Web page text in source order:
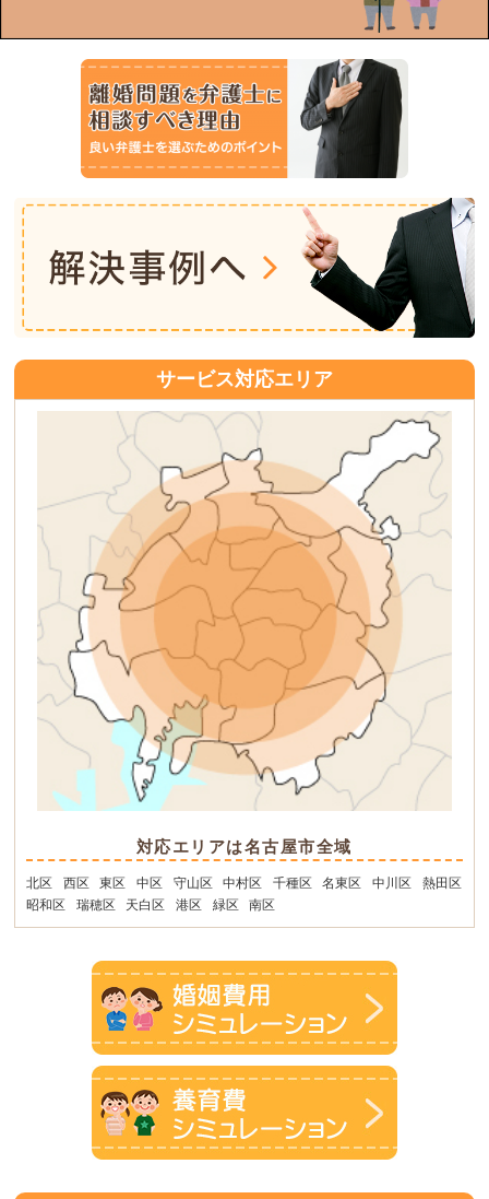
サービス対応エリア
対応エリアは名古屋市全域
北区 西区 東区 中区 守山区 中村区 千種区 名東区 中川区
熱田区
昭和区
瑞穂区 天白区 港区 緑区 南区